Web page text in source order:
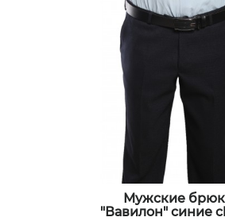
Мужские
"Вавилон" синие